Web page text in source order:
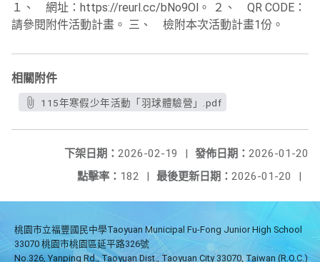
１、 網址：https://reurl.cc/bNo9Ol。 ２、 QR CODE：
請參閱附件活動計畫。 三、 檢附本次活動計畫1份。
相關附件
115年寒假少年活動「羽球體驗營」.pdf
發佈日期： 2026-01-20
下架日期： 2026-02-19
|
最後更新日期： 2026-01-20 |
點擊率： 182 |
桃園市立福豐國民中學Taoyuan Municipal Fu-Fong Junior High School
33070 桃園市桃園區延平路326號
No.326, Yanping Rd., Taoyuan Dist., Taoyuan City 33070, Taiwan (R.O.C.)